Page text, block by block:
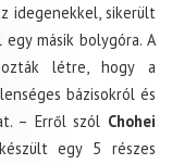
idegenekkel, sikerült
másik bolygóra. A
létre, hogy a
bázisokról és
– Erről szól Chohei
egy 5 részes